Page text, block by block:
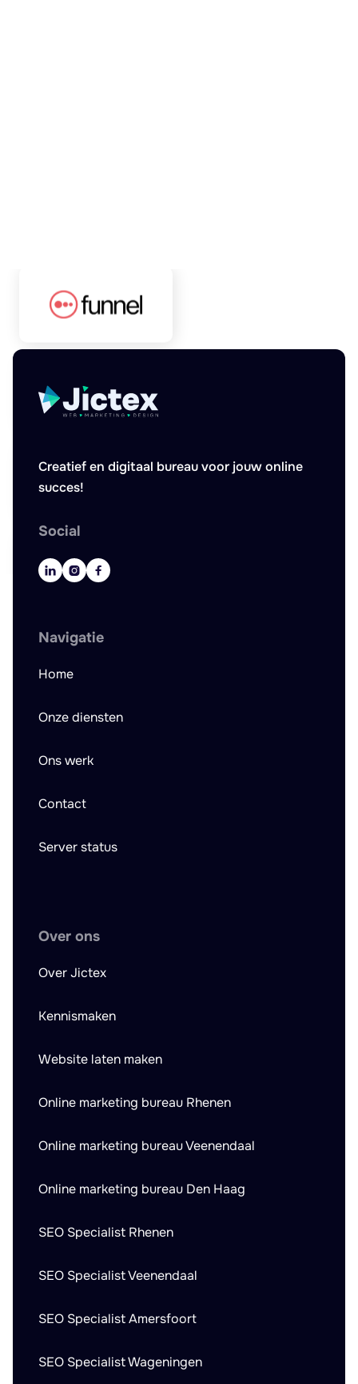
Creatief en digitaal bureau voor jouw online
succes!
Social
  
Navigatie
Home
Onze diensten
Ons werk
Contact
Server status
Over ons
Over Jictex
Kennismaken
Website laten maken
Online marketing bureau Rhenen
Online marketing bureau Veenendaal
Online marketing bureau Den Haag
SEO Specialist Rhenen
SEO Specialist Veenendaal
SEO Specialist Amersfoort
SEO Specialist Wageningen